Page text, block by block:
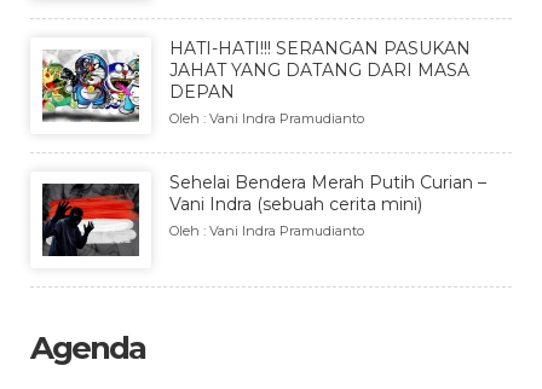
HATI-HATI!!! SERANGAN PASUKAN
JAHAT YANG DATANG DARI MASA
DEPAN
Oleh : Vani Indra Pramudianto
Sehelai Bendera Merah Putih Curian –
Vani Indra (sebuah cerita mini)
Oleh : Vani Indra Pramudianto
Agenda